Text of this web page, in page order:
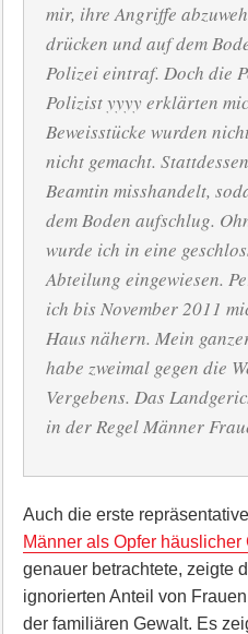
mir, ihre Angriffe
drücken und auf dem
Polizei eintraf. Doch die
Polizist yyyy erklärten
Beweisstücke wurden
nicht gemacht.
Beamtin misshandelt,
dem Boden aufschlug.
wurde ich in eine
Abteilung eingewiesen.
ich bis November 2011
Haus nähern. Mein
habe zweimal gegen die
Vergebens. Das
in der Regel Männer
Auch die erste
Männer als Opfer
genauer betrachtete, zeigte
ignorierten Anteil von
der familiären Gewalt. Es